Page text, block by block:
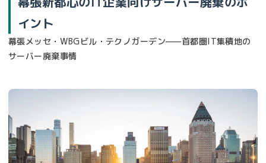
イント
幕張メッセ・WBGビル・テクノガーデン——首都圏IT集積地の
サーバー廃棄事情